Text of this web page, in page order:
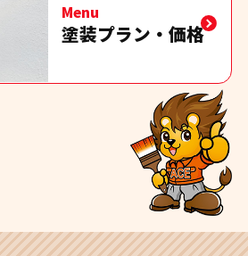
Menu
塗装プラン・価格